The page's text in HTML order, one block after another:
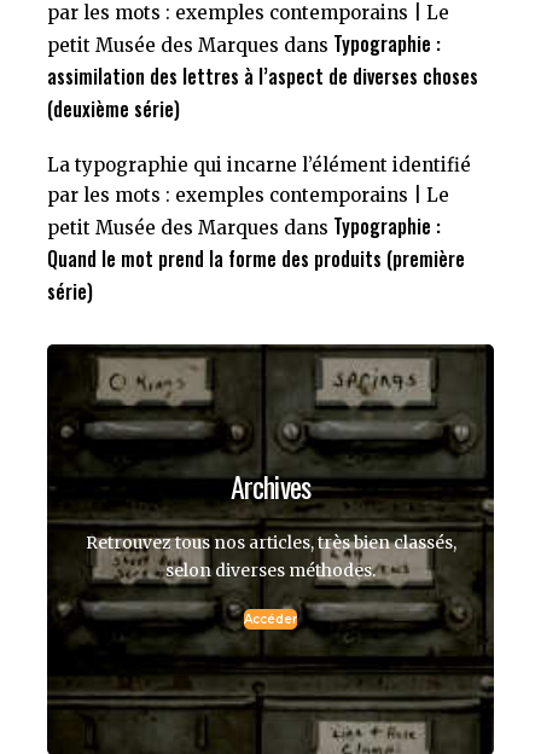
par les mots : exemples contemporains | Le
petit Musée des Marques dans Typographie :
assimilation des lettres à l’aspect de diverses choses
(deuxième série)
La typographie qui incarne l’élément identifié
par les mots : exemples contemporains | Le
petit Musée des Marques dans Typographie :
Quand le mot prend la forme des produits (première
série)
Archives
Retrouvez tous nos articles, très bien classés,
selon diverses méthodes.
Accéder